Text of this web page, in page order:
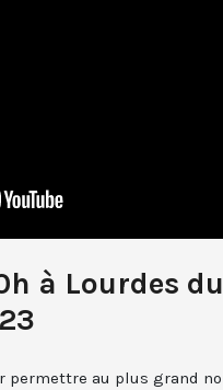
à Lourdes
permettre au plus grand